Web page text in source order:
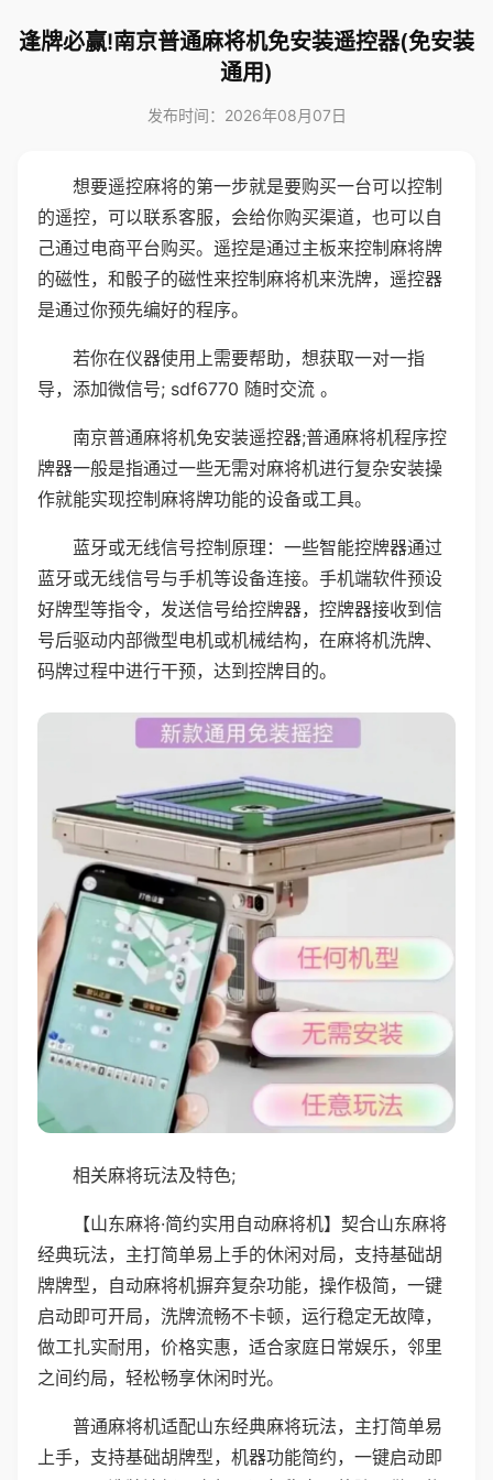
逢牌必赢!南京普通麻将机免安装遥控器(免安装
通用)
发布时间：2026年08月07日
想要遥控麻将的第一步就是要购买一台可以控制
的遥控，可以联系客服，会给你购买渠道，也可以自
己通过电商平台购买。遥控是通过主板来控制麻将牌
的磁性，和骰子的磁性来控制麻将机来洗牌，遥控器
是通过你预先编好的程序。
若你在仪器使用上需要帮助，想获取一对一指
导，添加微信号; sdf6770 随时交流 。
南京普通麻将机免安装遥控器;普通麻将机程序控
牌器一般是指通过一些无需对麻将机进行复杂安装操
作就能实现控制麻将牌功能的设备或工具。
蓝牙或无线信号控制原理：一些智能控牌器通过
蓝牙或无线信号与手机等设备连接。手机端软件预设
好牌型等指令，发送信号给控牌器，控牌器接收到信
号后驱动内部微型电机或机械结构，在麻将机洗牌、
码牌过程中进行干预，达到控牌目的。
相关麻将玩法及特色;
【山东麻将·简约实用自动麻将机】契合山东麻将
经典玩法，主打简单易上手的休闲对局，支持基础胡
牌牌型，自动麻将机摒弃复杂功能，操作极简，一键
启动即可开局，洗牌流畅不卡顿，运行稳定无故障，
做工扎实耐用，价格实惠，适合家庭日常娱乐，邻里
之间约局，轻松畅享休闲时光。
普通麻将机适配山东经典麻将玩法，主打简单易
上手，支持基础胡牌型，机器功能简约，一键启动即